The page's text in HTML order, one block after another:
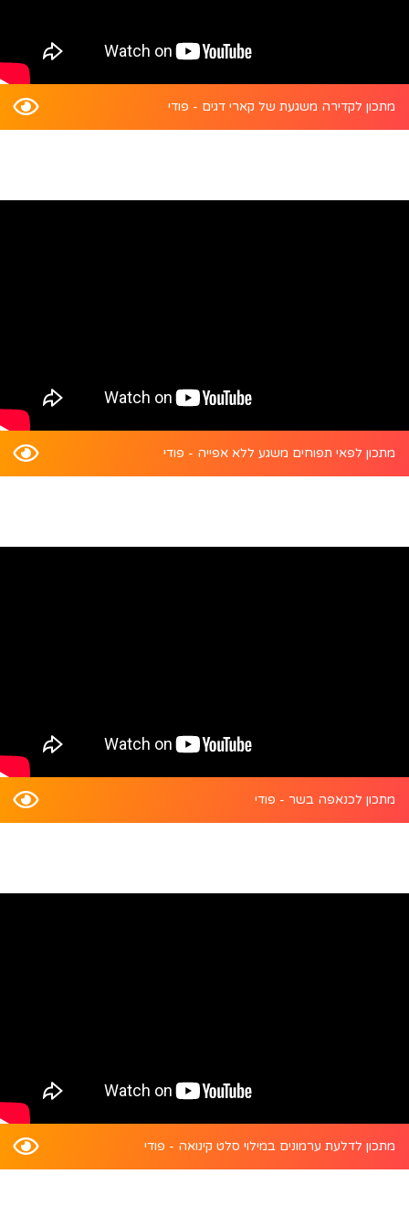
מתכון לקדירה משגעת של קארי דגים - פודי
מתכון לפאי תפוחים משגע ללא אפייה - פודי
מתכון לכנאפה בשר - פודי
מתכון לדלעת ערמונים במילוי סלט קינואה - פודי